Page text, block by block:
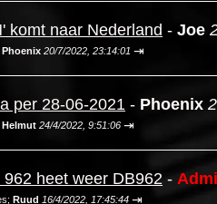
komt naar Nederland - Joe
Phoenix 20/7/2022, 23:14:01 ⇥
per 28-06-2021 - Phoenix
Helmut 24/4/2022, 9:51:06 ⇥
962 heet weer DB962 -
Ruud 16/4/2022, 17:45:44 ⇥